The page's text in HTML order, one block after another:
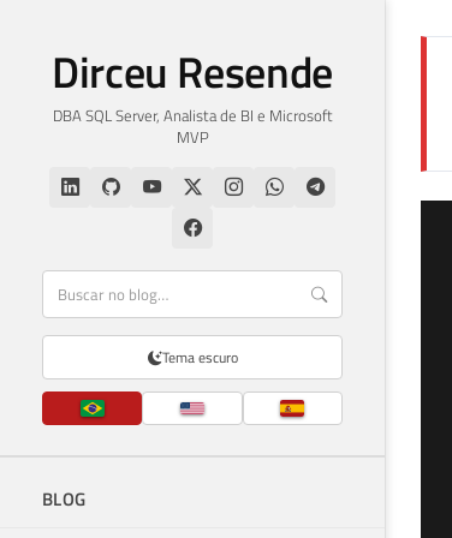
Dirceu Resende
DBA SQL Server, Analista de BI e Microsoft
MVP
Tema escuro
BLOG